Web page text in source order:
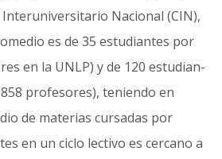
Nacional (CIN),
es de 35 estudiantes por
en la UNLP) y de 120 estudian­
profesores), teniendo en
de materias cursadas por
en un ciclo lectivo es cercano a